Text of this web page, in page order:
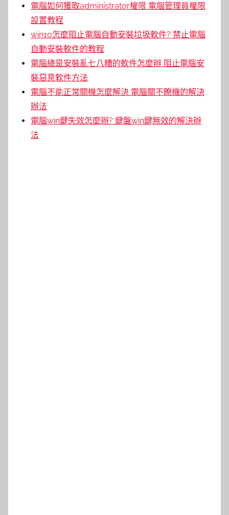
電腦如何獲取administrator權限 電腦管理員權限
設置教程
win10怎麼阻止電腦自動安裝垃圾軟件? 禁止電腦
自動安裝軟件的教程
電腦總是安裝亂七八糟的軟件怎麼辦 阻止電腦安
裝惡意軟件方法
電腦不能正常關機怎麼解決 電腦關不瞭機的解決
辦法
電腦win鍵失效怎麼辦? 鍵盤win鍵無效的解決辦
法